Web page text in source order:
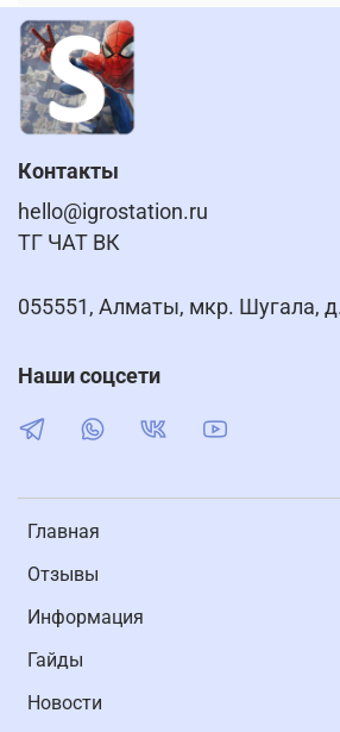
Главная
Отзывы
Информация
Гайды
Новости
Контакты
hello@igrostation.ru
ТГ ЧАТ ВК
055551, Алматы, мкр. Шугала,
Наши соцсети